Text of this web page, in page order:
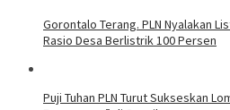
Gorontalo Terang. PLN Nyalakan
Rasio Desa Berlistrik 100 Persen
Puji Tuhan PLN Turut Sukseskan